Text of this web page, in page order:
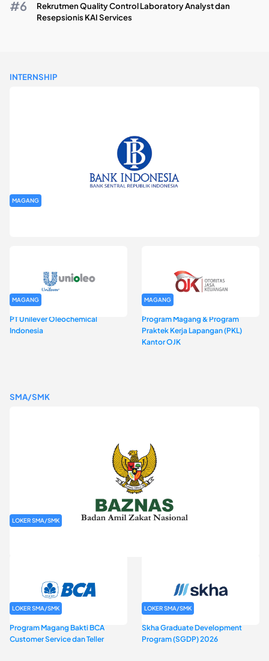
Rekrutmen Quality Control Laboratory Analyst dan
Resepsionis KAI Services
INTERNSHIP
MAGANG
MAGANG
PT Unilever Oleochemical
Indonesia
MAGANG
Program Magang & Program
Praktek Kerja Lapangan (PKL)
Kantor OJK
SMA/SMK
LOKER SMA/SMK
LOKER SMA/SMK
Program Magang Bakti BCA
Customer Service dan Teller
LOKER SMA/SMK
Skha Graduate Development
Program (SGDP) 2026